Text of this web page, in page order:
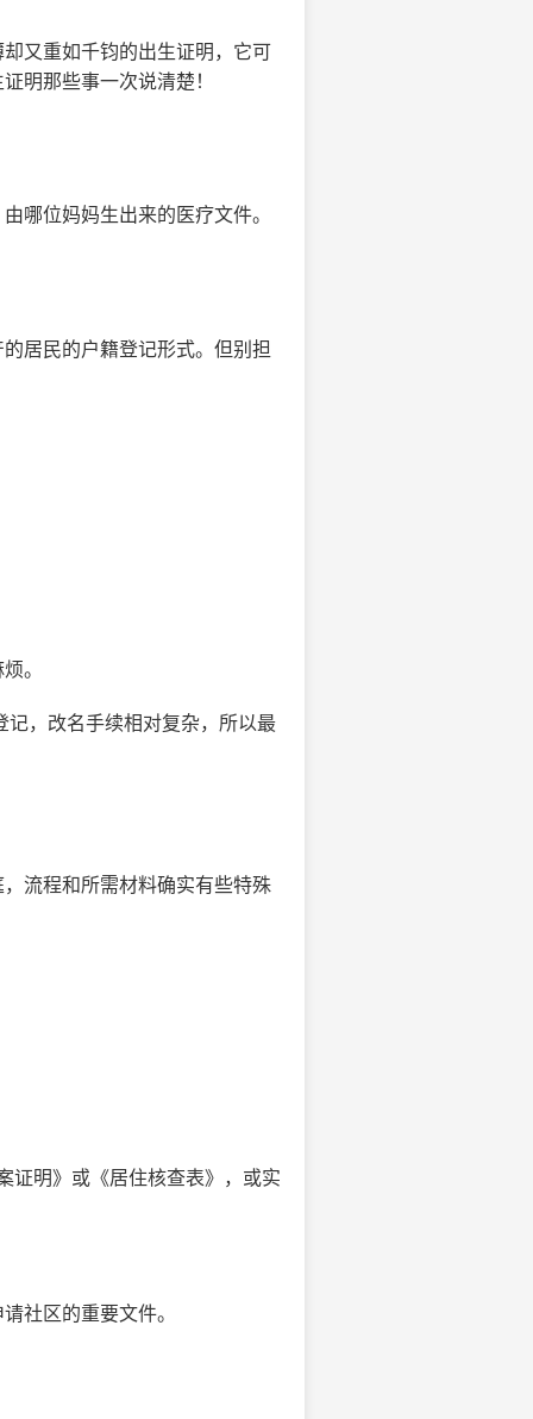
又重如千钧的出生证明，它可
明那些事一次说清楚！
哪位妈妈生出来的医疗文件。
居民的户籍登记形式。但别担
。
，改名手续相对复杂，所以最
流程和所需材料确实有些特殊
证明》或《居住核查表》，或实
社区的重要文件。